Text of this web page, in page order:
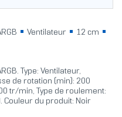
Ventilateur
12 cm
Type: Ventilateur,
de rotation (min): 200
tr/min, Type de roulement:
Couleur du produit: Noir